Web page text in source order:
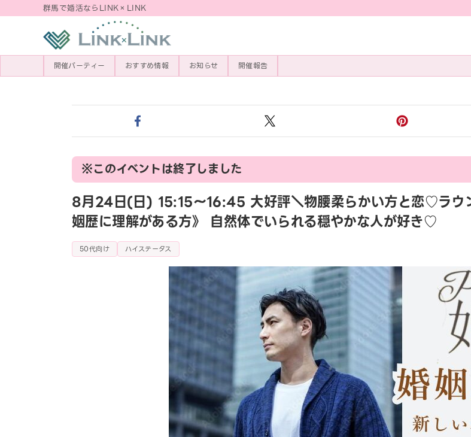
群馬で婚活ならLINK×LINK
開催パーティー おすすめ情報 お知らせ 開催報告
※このイベントは終了しました
8月24日(日) 15:15〜16:45 大好評＼物腰柔らかい方と恋♡ラ
姻歴に理解がある方》 自然体でいられる穏やかな人が好き♡
50代向け ハイステータス